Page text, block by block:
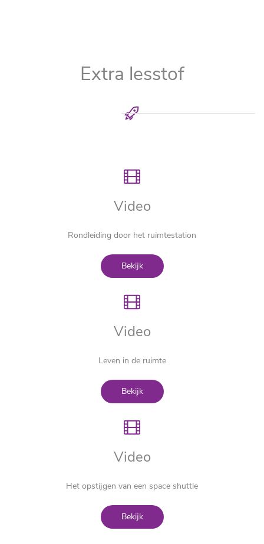
Extra lesstof
Video
Rondleiding door het ruimtestation
Bekijk
Video
Leven in de ruimte
Bekijk
Video
Het opstijgen van een space shuttle
Bekijk